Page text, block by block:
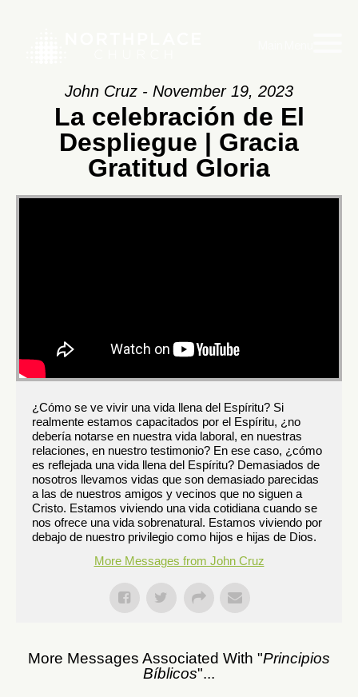
John Cruz - November 19, 2023
La celebración de El
Despliegue | Gracia
Gratitud Gloria
¿Cómo se ve vivir una vida llena del Espíritu? Si
realmente estamos capacitados por el Espíritu, ¿no
debería notarse en nuestra vida laboral, en nuestras
relaciones, en nuestro testimonio? En ese caso, ¿cómo
es reflejada una vida llena del Espíritu? Demasiados de
nosotros llevamos vidas que son demasiado parecidas
a las de nuestros amigos y vecinos que no siguen a
Cristo. Estamos viviendo una vida cotidiana cuando se
nos ofrece una vida sobrenatural. Estamos viviendo por
debajo de nuestro privilegio como hijos e hijas de Dios.
More Messages from John Cruz
More Messages Associated With "Principios
Bíblicos"...